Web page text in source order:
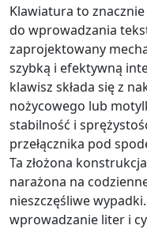
Klawiatura to
do wprowadzania
zaprojektowany
szybką i efektywną
klawisz składa się z
nożycowego lub
stabilność i
przełącznika pod
Ta złożona
narażona na
nieszczęśliwe
wprowadzanie liter i